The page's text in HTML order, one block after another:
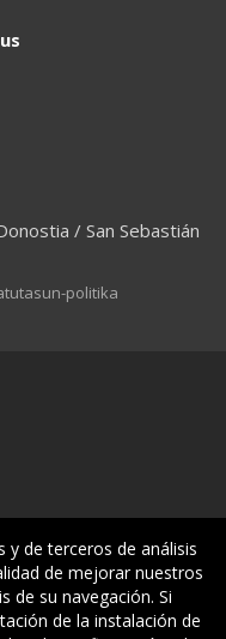
/ San Sebastián
politika
y de terceros de análisis
de mejorar nuestros
de su navegación. Si
de la instalación de